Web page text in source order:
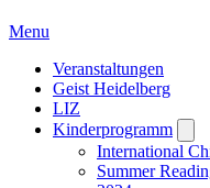
Menu
Veranstaltungen
Geist Heidelberg
LIZ
Kinderprogramm
International
Summer